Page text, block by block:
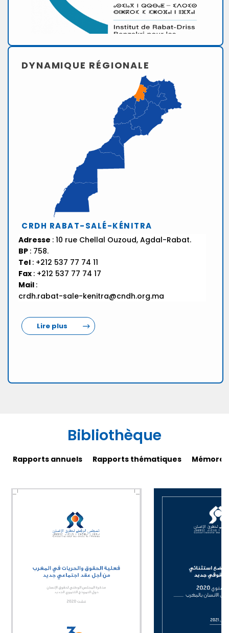
DYNAMIQUE RÉGIONALE
CRDH RABAT-SALÉ-KÉNITRA
Adresse : 10 rue Chellal Ouzoud, Agdal-Rabat.
BP : 758.
Tel : +212 537 77 74 11
Fax : +212 537 77 74 17
Mail :
crdh.rabat-sale-kenitra@cndh.org.ma
Lire plus
Bibliothèque
Rapports annuels Rapports thématiques